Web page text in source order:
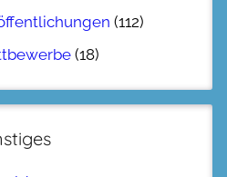
(112)
(18)